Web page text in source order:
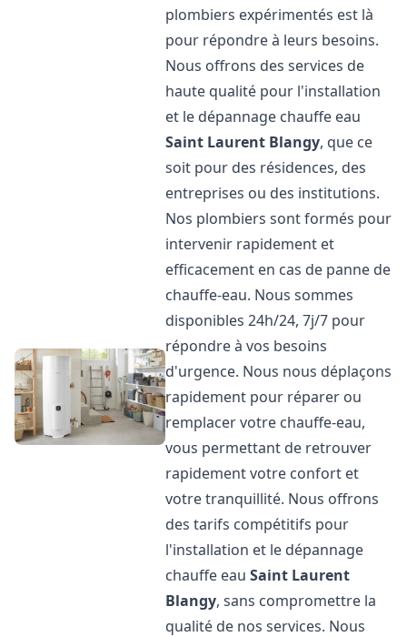
plombiers expérimentés est là
pour répondre à leurs besoins.
Nous offrons des services de
haute qualité pour l'installation
et le dépannage chauffe eau
Saint Laurent Blangy, que ce
soit pour des résidences, des
entreprises ou des institutions.
Nos plombiers sont formés pour
intervenir rapidement et
efficacement en cas de panne de
chauffe-eau. Nous sommes
disponibles 24h/24, 7j/7 pour
répondre à vos besoins
d'urgence. Nous nous déplaçons
rapidement pour réparer ou
remplacer votre chauffe-eau,
vous permettant de retrouver
rapidement votre confort et
votre tranquillité. Nous offrons
des tarifs compétitifs pour
l'installation et le dépannage
chauffe eauSaint Laurent
Blangy, sans compromettre la
qualité de nos services. Nous